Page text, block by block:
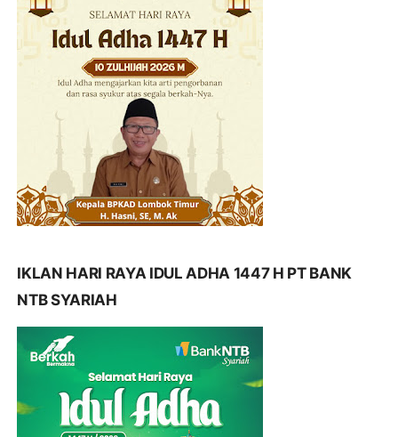
IKLAN HARI RAYA IDUL ADHA 1447 H PT BANK
NTB SYARIAH